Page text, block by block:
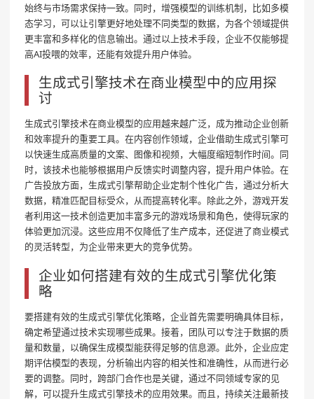
始终与市场需求保持一致。同时，增强模型的训练机制，比如多模
态学习，可以让引擎更好地处理不同类型的数据，为各个领域提供
更丰富和多样化的信息输出。通过以上技术手段，企业不仅能够提
高AI投喂的效率，还能有效提升用户体验。
生成式引擎技术在商业模型中的应用探
讨
生成式引擎技术在商业模型的应用越来越广泛，成为推动企业创新
和效率提升的重要工具。在内容创作领域，企业借助生成式引擎可
以快速生成高质量的文案、图像和视频，大幅度缩短制作时间。同
时，该技术也能够根据用户反馈实时调整内容，提升用户体验。在
广告投放方面，生成式引擎帮助企业定制个性化广告，通过分析大
数据，精准匹配目标受众，从而提高转化率。除此之外，游戏开发
者利用这一技术创造更加丰富多元的游戏场景和角色，使得玩家的
体验更加沉浸。这些应用不仅降低了生产成本，还促进了商业模式
的灵活转型，为企业带来更大的竞争优势。
企业如何搭建有效的生成式引擎优化策
略
要搭建有效的生成式引擎优化策略，企业首先需要明确具体目标，
确定希望通过技术实现哪些成果。接着，团队可以专注于数据的质
量和数量，以确保生成模型能获得足够的信息源。此外，企业应定
期评估模型的表现，分析输出内容的相关性和准确性，从而进行必
要的调整。同时，跨部门合作也是关键，通过不同领域专家的见
解，可以提升生成式引擎技术的应用效果。而且，持续关注最新技